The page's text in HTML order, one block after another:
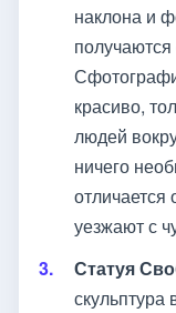
наклона и
получаются
красиво,
людей
ничего
отличается
уезжают с
Статуя